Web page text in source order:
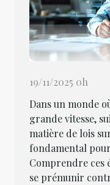
19/11/2025 0h
Dans un monde
grande vitesse,
matière de lois
fondamental
Comprendre ces
se prémunir